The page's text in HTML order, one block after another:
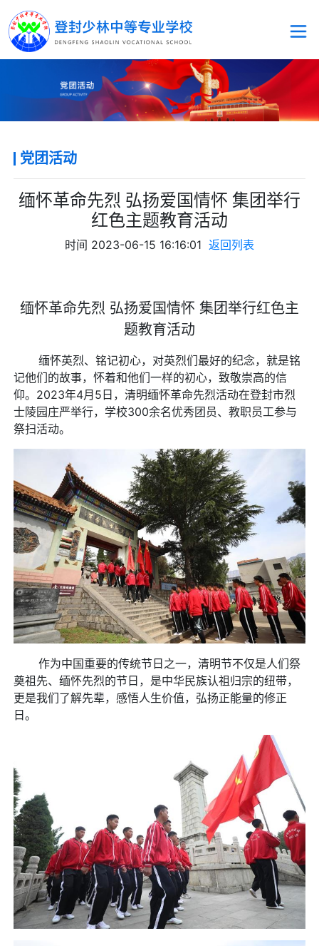
党团活动
缅怀革命先烈 弘扬爱国情怀 集团举行
红色主题教育活动
时间 2023-06-15 16:16:01 返回列表
缅怀革命先烈 弘扬爱国情怀 集团举行红色主
题教育活动
缅怀英烈、铭记初心，对英烈们最好的纪念，就是铭
记他们的故事，怀着和他们一样的初心，致敬崇高的信
仰。2023年4月5日，清明缅怀革命先烈活动在登封市烈
士陵园庄严举行，学校300余名优秀团员、教职员工参与
祭扫活动。
作为中国重要的传统节日之一，清明节不仅是人们祭
奠祖先、缅怀先烈的节日，是中华民族认祖归宗的纽带，
更是我们了解先辈，感悟人生价值，弘扬正能量的修正
日。